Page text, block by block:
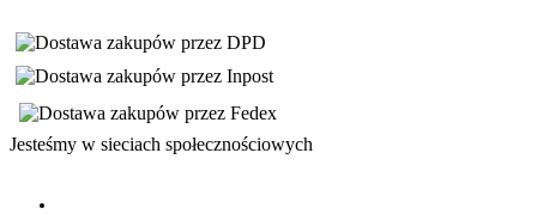
Jesteśmy w sieciach społecznościowych